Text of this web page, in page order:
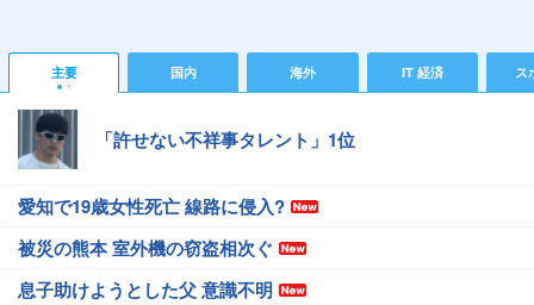
主要 国内 海外 IT 経済 ス
「許せない不祥事タレント」1位
愛知で19歳女性死亡 線路に侵入?
被災の熊本 室外機の窃盗相次ぐ
息子助けようとした父 意識不明